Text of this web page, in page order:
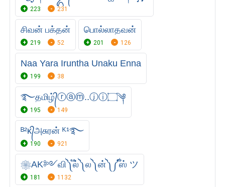
223 231
சிவன் பக்தன்
219 52
பொல்லாதவன்
201 126
Naa Yara Iruntha Unaku Enna
199 38
࿐தமிழ்᭄ⓡⓐⓜ..ⓙⓘ۝༆
195 149
ᴮ²ᴋ᭄அசுரன் ᴷ¹࿐
190 921
❀AK༻வி༽ ֟ல்༽ ல༽ ன்༽ ༼֟ஸ் ツ
181 1132